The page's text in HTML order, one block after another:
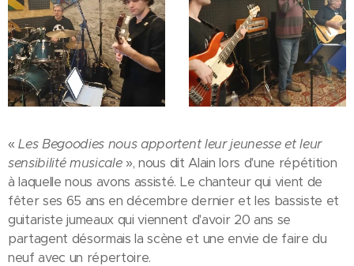
«Les Begoodies nous apportent leur jeunesse et leur
sensibilité musicale», nous dit Alain lors d'une répétition
à laquelle nous avons assisté. Le chanteur qui vient de
fêter ses 65 ans en décembre dernier et les bassiste et
guitariste jumeaux qui viennent d'avoir 20 ans se
partagent désormais la scène et une envie de faire du
neuf avec un répertoire.